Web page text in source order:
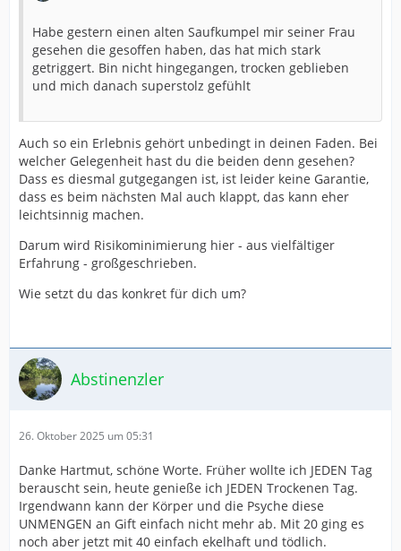
Habe gestern einen alten Saufkumpel mir seiner Frau
gesehen die gesoffen haben, das hat mich stark
getriggert. Bin nicht hingegangen, trocken geblieben
und mich danach superstolz gefühlt
Auch so ein Erlebnis gehört unbedingt in deinen Faden. Bei
welcher Gelegenheit hast du die beiden denn gesehen?
Dass es diesmal gutgegangen ist, ist leider keine Garantie,
dass es beim nächsten Mal auch klappt, das kann eher
leichtsinnig machen.
Darum wird Risikominimierung hier - aus vielfältiger
Erfahrung - großgeschrieben.
Wie setzt du das konkret für dich um?
Abstinenzler
26. Oktober 2025 um 05:31
Danke Hartmut, schöne Worte. Früher wollte ich JEDEN Tag
berauscht sein, heute genieße ich JEDEN Trockenen Tag.
Irgendwann kann der Körper und die Psyche diese
UNMENGEN an Gift einfach nicht mehr ab. Mit 20 ging es
noch aber jetzt mit 40 einfach ekelhaft und tödlich.